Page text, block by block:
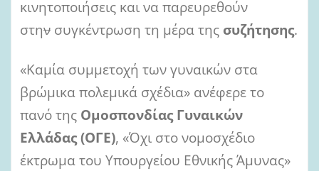
κινητοποιήσεις και να παρευρεθούν
στην συγκέντρωση τη μέρα της συζήτησης.
«Καμία συμμετοχή των γυναικών στα
βρώμικα πολεμικά σχέδια» ανέφερε το
πανό της Ομοσπονδίας Γυναικών
Ελλάδας(ΟΓΕ), «Όχι στο νομοσχέδιο
έκτρωμα του Υπουργείου Εθνικής Άμυνας»